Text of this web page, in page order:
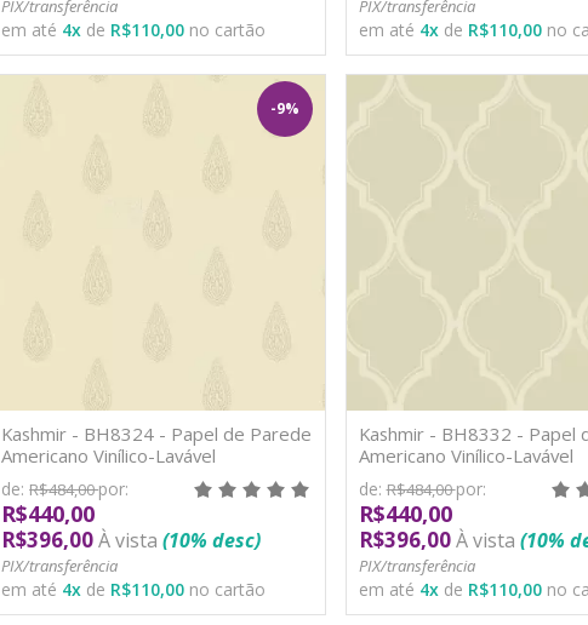
PIX/transferência
em até 4x de R$110,00 no cartão
PIX/transferência
em até 4xde R$110,00no
-9%
Kashmir - BH8324 - Papel de Parede
Americano Vinílico-Lavável
de: R$484,00por:
R$440,00
R$396,00À vista (10% desc)
PIX/transferência
em até 4x de R$110,00 no cartão
Kashmir - BH8332 - Papel
Americano Vinílico-Lavável
de: R$484,00por:
R$440,00
R$396,00 À vista (10%
PIX/transferência
em até 4xde R$110,00no